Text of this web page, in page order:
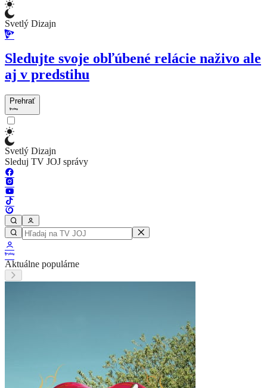
Svetlý Dizajn
Sledujte svoje obľúbené relácie naživo ale
aj v predstihu
Prehrať
Svetlý Dizajn
Sleduj TV JOJ správy
Aktuálne populárne